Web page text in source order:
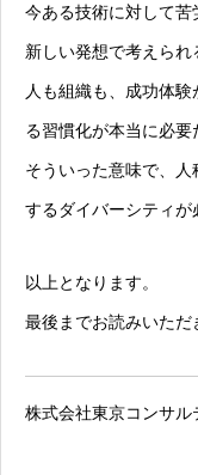
今ある技術に対して苦
新しい発想で考えられ
人も組織も、成功体
る習慣化が本当に必要
そういった意味で、
するダイバーシティが
以上となります。
最後までお読みいただ
株式会社東京コンサル